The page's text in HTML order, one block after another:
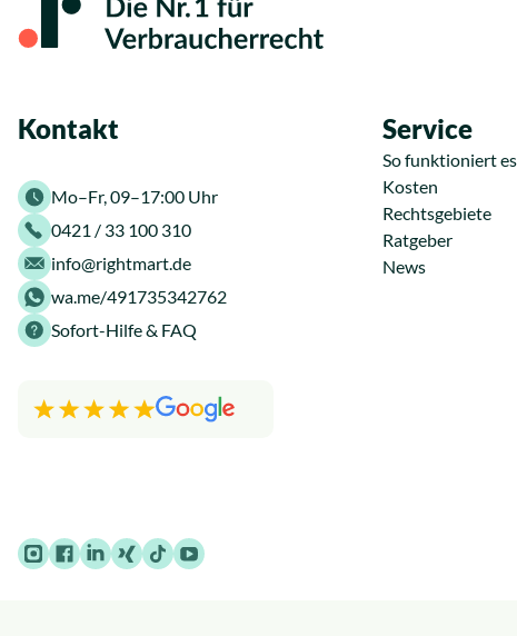
Kontakt
Mo–Fr, 09–17:00 Uhr
0421 / 33 100 310
info@rightmart.de
wa.me/491735342762
Sofort-Hilfe & FAQ
Service
So funktioniert es
Kosten
Rechtsgebiete
Ratgeber
News